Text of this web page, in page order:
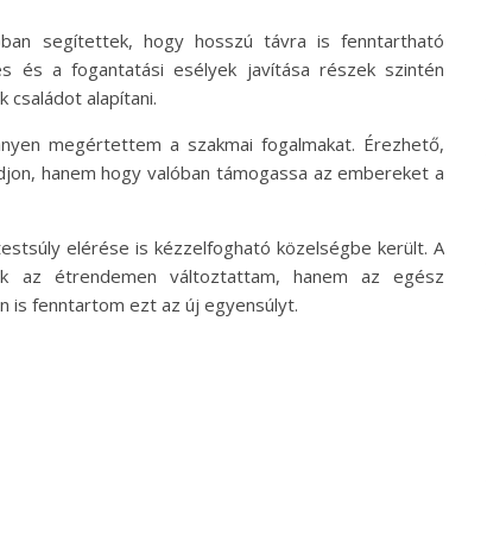
segítettek, hogy hosszú távra is fenntartható
és a fogantatási esélyek javítása részek szintén
családot alapítani.
megértettem a szakmai fogalmakat. Érezhető,
hanem hogy valóban támogassa az embereket a
elérése is kézzelfogható közelségbe került. A
az étrendemen változtattam, hanem az egész
is fenntartom ezt az új egyensúlyt.